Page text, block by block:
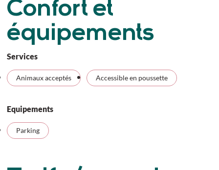
Confort et
équipements
Services
Animaux acceptés Accessible en poussette
Equipements
Parking